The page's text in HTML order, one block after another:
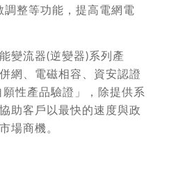
整等功能，提高電網電
變流器(逆變器)系列產
網、電磁相容、資安認證
性產品驗證」，除提供系
助客戶以最快的速度與政
場商機。